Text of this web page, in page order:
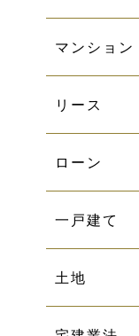
マンション
リース
ローン
一戸建て
土地